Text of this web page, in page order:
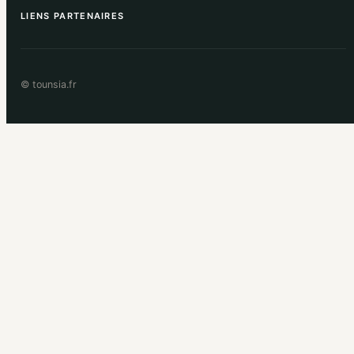
LIENS PARTENAIRES
© tounsia.fr